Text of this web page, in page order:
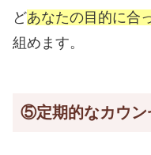
どあなたの目的に合
組めます。
⑤定期的なカウン